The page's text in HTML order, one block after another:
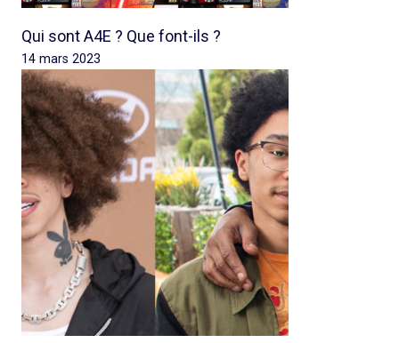
Qui sont A4E ? Que font-ils ?
14 mars 2023